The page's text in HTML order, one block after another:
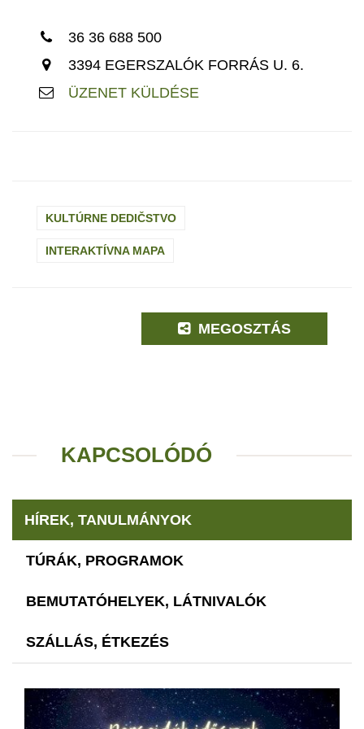
36 36 688 500
3394 EGERSZALÓK FORRÁS U. 6.
ÜZENET KÜLDÉSE
KULTÚRNE DEDIČSTVO
INTERAKTÍVNA MAPA
MEGOSZTÁS
KAPCSOLÓDÓ
HÍREK, TANULMÁNYOK
TÚRÁK, PROGRAMOK
BEMUTATÓHELYEK, LÁTNIVALÓK
SZÁLLÁS, ÉTKEZÉS